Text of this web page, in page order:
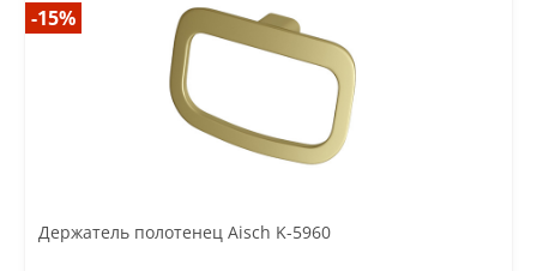
-15%
Держатель полотенец Aisch K-5960